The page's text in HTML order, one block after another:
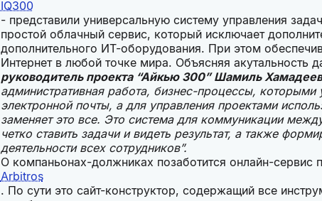
IQ300
- представили универсальную систему управления
простой облачный сервис, который исключает
дополнительного ИТ-оборудования. При этом
Интернет в любой точке мира. Объясняя акутальность
руководитель проекта “Айкью 300” Шамиль Хамадеев
административная работа, бизнес-процессы,
электронной почты, а для управления проектами
заменяет это все. Это система для коммуникации
четко ставить задачи и видеть результат, а также
деятельности всех сотрудников”.
О компаньонах-должниках позаботится онлайн-сервис
Arbitros
. По сути это сайт-конструктор, содержащий все